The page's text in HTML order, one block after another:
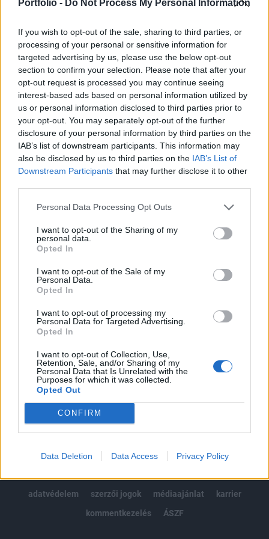
Portfolio - Do Not Process My Personal Information
If you wish to opt-out of the sale, sharing to third parties, or
processing of your personal or sensitive information for
targeted advertising by us, please use the below opt-out
section to confirm your selection. Please note that after your
opt-out request is processed you may continue seeing
interest-based ads based on personal information utilized by
us or personal information disclosed to third parties prior to
your opt-out. You may separately opt-out of the further
disclosure of your personal information by third parties on the
IAB’s list of downstream participants. This information may
also be disclosed by us to third parties on the IAB’s List of
Downstream Participants that may further disclose it to other
Personal Data Processing Opt Outs
I want to opt-out of the Sharing of my
personal data.
Opted In
I want to opt-out of the Sale of my
Personal Data.
Opted In
I want to opt-out of processing my
Personal Data for Targeted Advertising.
Opted In
I want to opt-out of Collection, Use,
Retention, Sale, and/or Sharing of my
Personal Data that Is Unrelated with the
Purposes for which it was collected.
Opted Out
CONFIRM
Data Deletion Data Access Privacy Policy
A francia vállalatot a versenytanács azért bírságolta meg,
mert 2011 és 2015 között megakadályozta az emeltdíjas
sms-szolgáltatásokat biztosító Simplus Invest SRL-t, hogy
hozzáférjen az Orange mobilhálózatához. A Simplus 2002
óta van jelen a román piacon és biztosít sms-en keresztüli
fizetési szolgáltatásokat, valamint reklámszolgáltatást
közvetít cégek és ügyfelek...
KEDVES OLVASÓNK!
A keresett cikk a portfolio.hu hírarchívumához
tartozik, melynek olvasása előfizetéses
Az előfizetés a következőket tartalmazza:
Kötéslisták: BÉT elmúlt 2 év napon belüli
kötéslistái
Előfizetés
MÁR ELŐFIZETŐNK VAGY?BEJELENTKEZÉS
© 2026 Portfolio
adatvédelem
szerzői jogok médiaajánlat
karrier
kommentkezelés
ÁSZF